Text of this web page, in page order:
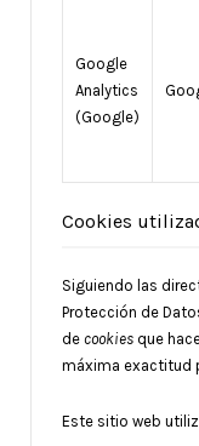
Google
Analytics
(Google)
Cookies
Siguiendo las
Protección de
de cookies que
máxima exactitud
Este sitio web